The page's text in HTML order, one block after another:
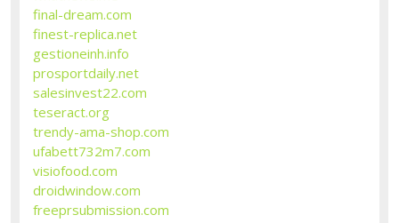
final-dream.com
finest-replica.net
gestioneinh.info
prosportdaily.net
salesinvest22.com
teseract.org
trendy-ama-shop.com
ufabett732m7.com
visiofood.com
droidwindow.com
freeprsubmission.com